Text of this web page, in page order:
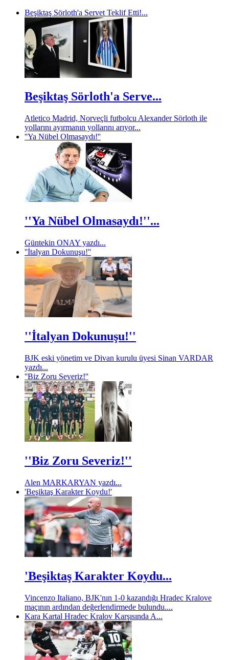
Beşiktaş Sörloth'a Servet Teklif Etti!...
Beşiktaş Sörloth'a Serve...
Atletico Madrid, Norveçli futbolcu Alexander Sörloth ile
yollarını ayırmanın yollarını arıyor...
''Ya Nübel Olmasaydı!''
''Ya Nübel Olmasaydı!''...
Güntekin ONAY yazdı...
''İtalyan Dokunuşu!''
''İtalyan Dokunuşu!''
BJK eski yönetim ve Divan kurulu üyesi Sinan VARDAR
yazdı...
''Biz Zoru Severiz!''
''Biz Zoru Severiz!''
Alen MARKARYAN yazdı...
'Beşiktaş Karakter Koydu!'
'Beşiktaş Karakter Koydu...
Vincenzo Italiano, BJK'nın 1-0 kazandığı Hradec Kralove
maçının ardından değerlendirmede bulundu....
Kara Kartal Hradec Kralov Karşısında A...